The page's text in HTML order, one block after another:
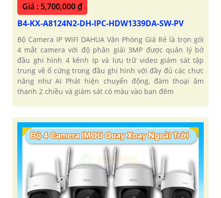
Giá : 5,700,000 ₫
B4-KX-A8124N2-DH-IPC-HDW1339DA-SW-PV
Bộ Camera IP WIFI DAHUA Văn Phòng Giá Rẻ là trọn gói
4 mắt camera với độ phân giải 3MP được quản lý bở
đầu ghi hình 4 kênh Ip và lưu trữ video giám sát tập
trung về ổ cứng trong đầu ghi hình với đầy đủ các chưc
năng như AI Phát hiện chuyển động, đàm thoại âm
thanh 2 chiều và giám sát có màu vào ban đêm